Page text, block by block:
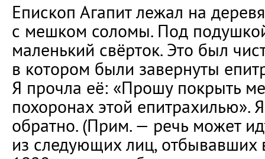
Епископ Агапит лежал на
с мешком соломы. Под
маленький свёрток. Это был
в котором были завернуты
Я прочла её: «Прошу покрыть
похоронах этой епитрахилью».
обратно. (Прим. — речь может
из следующих лиц, отбывавших